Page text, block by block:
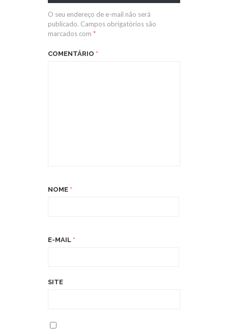
O seu endereço de e-mail não será
publicado. Campos obrigatórios são
marcados com *
COMENTÁRIO *
NOME *
E-MAIL *
SITE